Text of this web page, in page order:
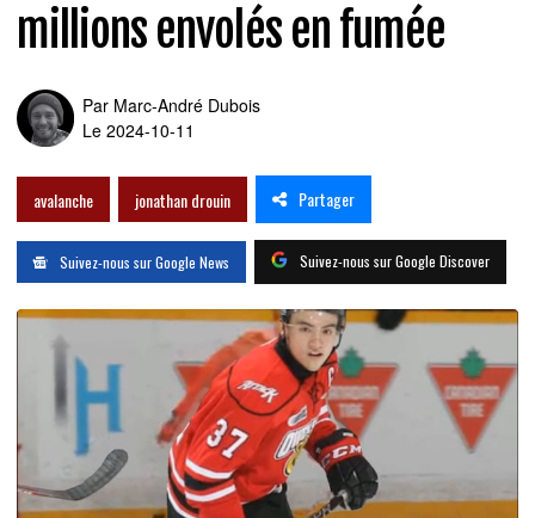
millions envolés en fumée
Par Marc-André Dubois
Le 2024-10-11
avalanche jonathan drouin Partager
Suivez-nous sur Google News Suivez-nous sur Google Discover